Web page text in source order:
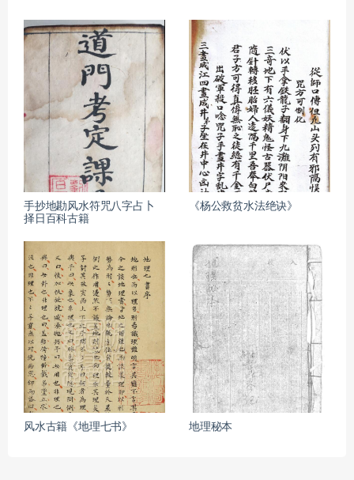
手抄地勘风水符咒八字占卜
择日百科古籍
《杨公救贫水法绝诀》
风水古籍《地理七书》 地理秘本